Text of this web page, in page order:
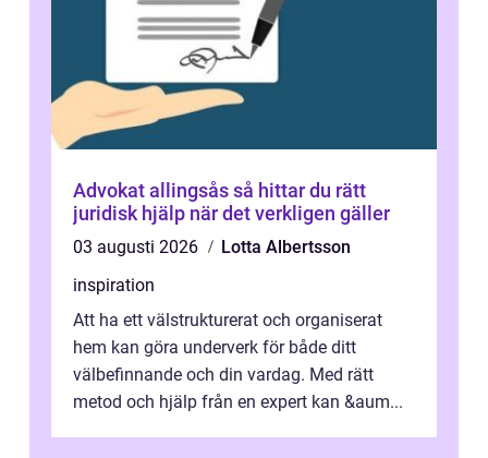
Advokat allingsås så hittar du rätt
juridisk hjälp när det verkligen gäller
03 augusti 2026
Lotta Albertsson
inspiration
Att ha ett välstrukturerat och organiserat
hem kan göra underverk för både ditt
välbefinnande och din vardag. Med rätt
metod och hjälp från en expert kan &aum...